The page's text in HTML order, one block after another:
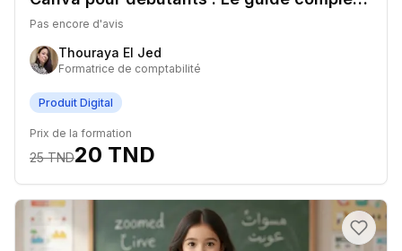
Pas encore d'avis
Thouraya El Jed
Formatrice de comptabilité
Produit Digital
Prix de la formation
25TND20 TND